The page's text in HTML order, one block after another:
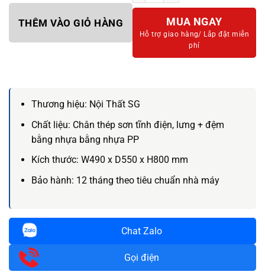
THÊM VÀO GIỎ HÀNG MUA NGAY
Hỗ trợ giao hàng/ Lắp đặt miễn
phí
Thương hiệu: Nội Thất SG
Chất liệu: Chân thép sơn tĩnh điện, lưng + đệm
bằng nhựa bằng nhựa PP
Kích thước: W490 x D550 x H800 mm
Bảo hành: 12 tháng theo tiêu chuẩn nhà máy
Chat Zalo
Gọi điện